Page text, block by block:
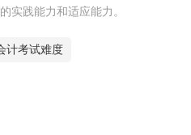
实践能力和适应能力。
计考试难度